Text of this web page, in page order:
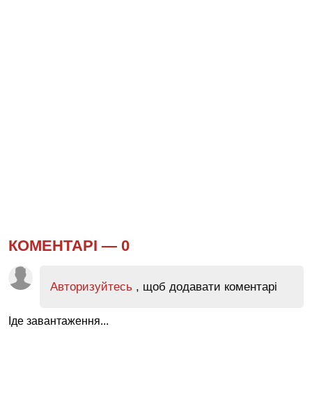
КОМЕНТАРІ — 0
Авторизуйтесь , щоб додавати коментарі
Іде завантаження...